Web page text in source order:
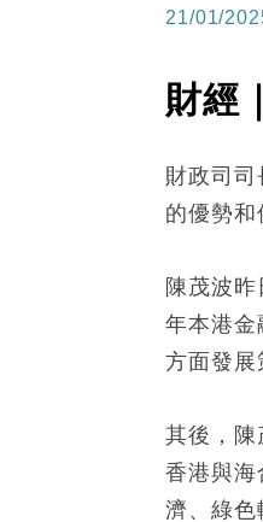
21/01/
財經
財政司司
的優勢和
陳茂波
年本港金
方面發展
其後，陳
香港與海
濟、綠色